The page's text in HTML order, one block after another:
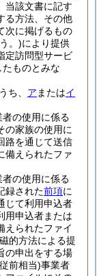
当該文書に記す
る方法、その他
次に掲げるもの
。)により提供
定訪問型サービ
ものとみな
ち、 ア またはイ
者の使用に係る
の家族の使用に
路を通じて送信
備えられたファ
者の使用に係る
録された前項に
じて利用申込者
用申込者または
えられたファイ
的方法による提
の申出をする場
前相当)事業者